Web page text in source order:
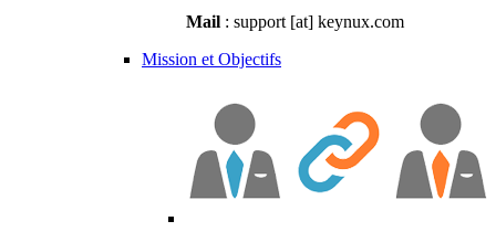
Mail : support [at] keynux.com
Mission et Objectifs